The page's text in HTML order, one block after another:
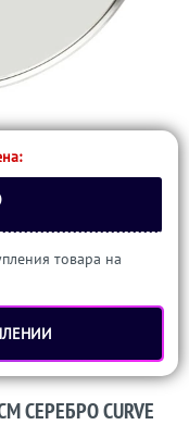
товара на
СЕРЕБРО CURVE